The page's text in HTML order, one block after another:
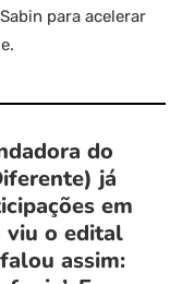
para acelerar
do
já
em
viu o edital
assim: